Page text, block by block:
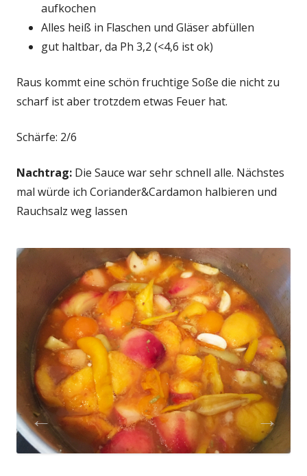
aufkochen
Alles heiß in Flaschen und Gläser abfüllen
gut haltbar, da Ph 3,2 (<4,6 ist ok)
Raus kommt eine schön fruchtige Soße die nicht zu
scharf ist aber trotzdem etwas Feuer hat.
Schärfe: 2/6
Nachtrag: Die Sauce war sehr schnell alle. Nächstes
mal würde ich Coriander&Cardamon halbieren und
Rauchsalz weg lassen